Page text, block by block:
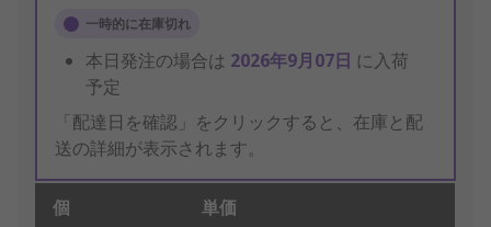
一時的に在庫切れ
本日発注の場合は 2026年9月07日 に入荷
予定
「配達日を確認」をクリックすると、在庫と配
送の詳細が表示されます。
個 単価